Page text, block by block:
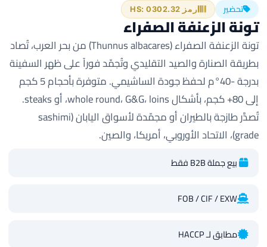
تحضير رمز HS: 0302.32
تونة الزعنفة الصفراء
تونة الزعنفة الصفراء (Thunnus albacares) من بحر العرب، تُصاد
بطريقة الصنارة والصيد التقليدي وتُجمّد فوراً على ظهر السفينة
بدرجة -40°م لحفظ جودة الساشيمي. متوفرة بأحجام 5 كجم
إلى 80+ كجم، بأشكال whole round، G&G، loins، أو steaks.
تُصدَّر طازجة بالطيران أو مجمّدة لأسواق اليابان (sashimi
grade)، الاتحاد الأوروبي، أمريكا، والصين.
بيع جملة B2B فقط
FOB / CIF / EXW
مطابق لـ HACCP